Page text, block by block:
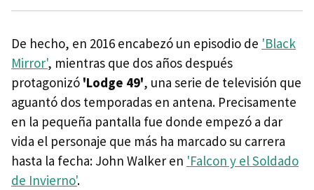
De hecho, en 2016 encabezó un episodio de 'Black
Mirror', mientras que dos años después
protagonizó 'Lodge 49', una serie de televisión que
aguantó dos temporadas en antena. Precisamente
en la pequeña pantalla fue donde empezó a dar
vida el personaje que más ha marcado su carrera
hasta la fecha: John Walker en 'Falcon y el Soldado
de Invierno'.